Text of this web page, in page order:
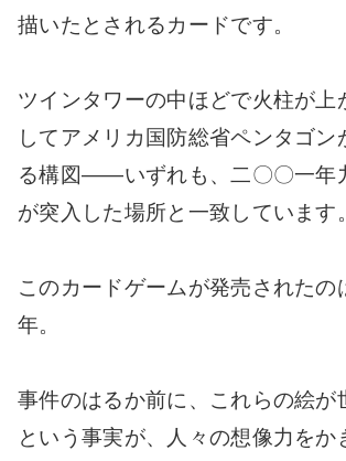
描いたとされるカードです。
ツインタワーの中ほどで火柱が上
してアメリカ国防総省ペンタゴン
る構図――いずれも、二〇〇一年
が突入した場所と一致しています。
このカードゲームが発売されたの
年。
事件のはるか前に、これらの絵が
という事実が、人々の想像力をか